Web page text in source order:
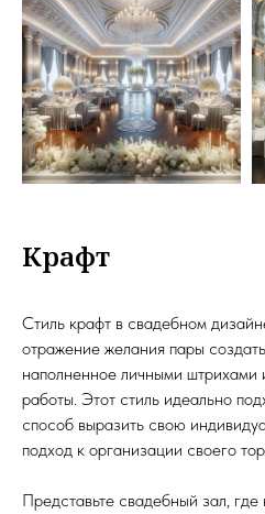
Крафт
Стиль крафт в свадебном
отражение желания пары
наполненное личными штрихами
работы. Этот стиль идеально
способ выразить свою
подход к организации своего
Представьте свадебный зал,